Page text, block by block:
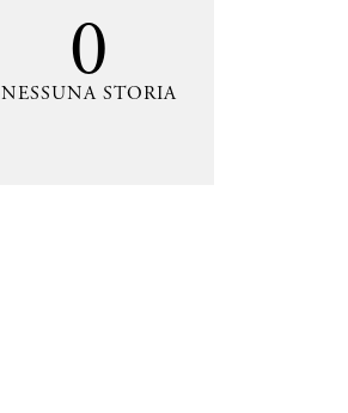
0
NESSUNA STORIA